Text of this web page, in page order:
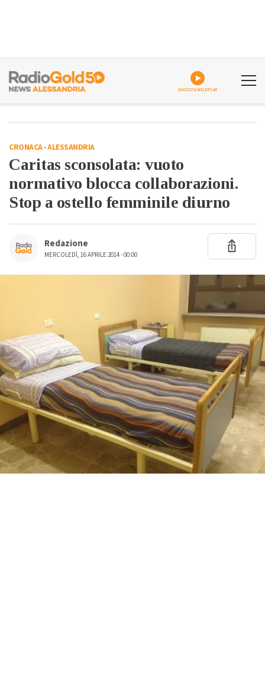
ASCOLTA GOLDPLAY
CRONACA-ALESSANDRIA
Caritas sconsolata: vuoto
normativo blocca collaborazioni.
Stop a ostello femminile diurno
Redazione
MERCOLEDÌ, 16 APRILE 2014 - 00:00